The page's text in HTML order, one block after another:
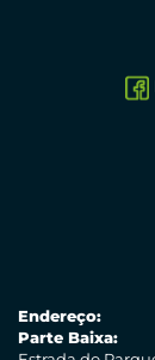
Endereço:
Parte Baixa: